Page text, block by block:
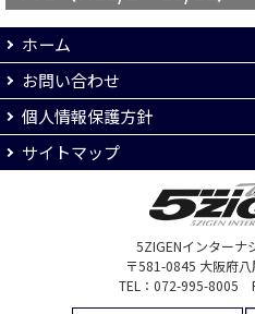
ホーム
お問い合わせ
個人情報保護方針
サイトマップ
5ZIGENインターナ
〒581-0845 大阪府
TEL：072-995-8005